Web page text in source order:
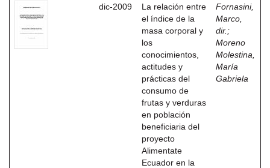
dic-2009
La relación entre
el índice de la
masa corporal y
los
conocimientos,
actitudes y
prácticas del
consumo de
frutas y verduras
en población
beneficiaria del
proyecto
Alimentate
Ecuador en la
Fornasini,
Marco,
dir. ;
Moreno
Molestina,
María
Gabriela